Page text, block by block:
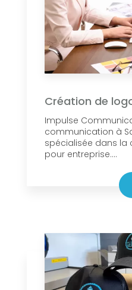
Création de
Impulse
communication à
spécialisée dans la
pour entreprise....